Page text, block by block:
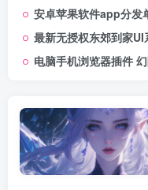
安卓苹果软件app分发
最新无授权东郊到家UI
电脑手机浏览器插件